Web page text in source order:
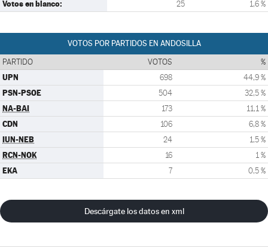
Votos en blanco: 25 1,6 %
VOTOS POR PARTIDOS EN ANDOSILLA
PARTIDO VOTOS %
UPN 698 44,9 %
PSN-PSOE 504 32,5 %
NA-BAI 173 11,1 %
CDN 106 6,8 %
IUN-NEB 24 1,5 %
RCN-NOK 16 1 %
EKA 7 0,5 %
Descárgate los datos en xml